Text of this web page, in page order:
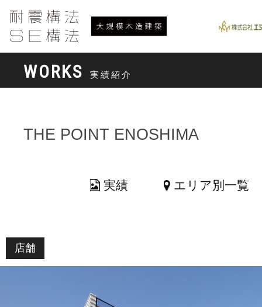
WORKS 実績紹介
THE POINT ENOSHIMA
実績 エリア別一覧
店舗